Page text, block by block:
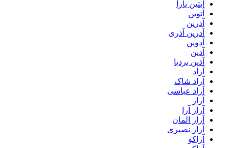
آبتین یارا
آتوین
آدرین
آدرین آذری
آدوین
آدین
آذین بردیا
آراد
آراد شاک
آراد عباسی
آراز
آراز آرا
آراز المان
آراز نصیری
آراکو